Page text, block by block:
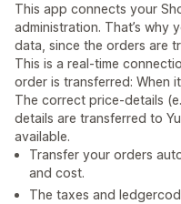
This app connects your
administration. That’s why
data, since the orders are
This is a real-time
order is transferred: When
The correct price-details
details are transferred to
available.
Transfer your orders
and cost.
The taxes and